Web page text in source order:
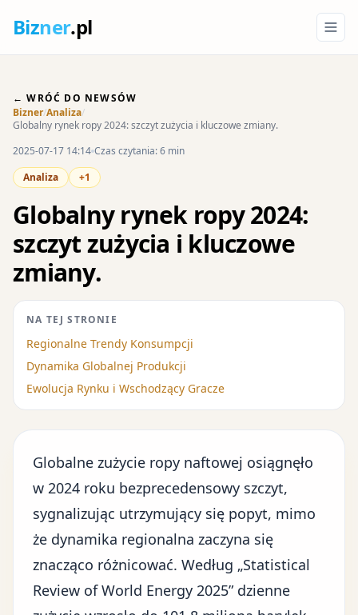
Bizner.pl
← WRÓĆ DO NEWSÓW
Bizner/Analiza/
Globalny rynek ropy 2024: szczyt zużycia i kluczowe zmiany.
2025-07-17 14:14 Czas czytania: 6 min
Analiza
+1
Globalny rynek ropy 2024:
szczyt zużycia i kluczowe
zmiany.
NA TEJ STRONIE
Regionalne Trendy Konsumpcji
Dynamika Globalnej Produkcji
Ewolucja Rynku i Wschodzący Gracze
Globalne zużycie ropy naftowej osiągnęło
w 2024 roku bezprecedensowy szczyt,
sygnalizując utrzymujący się popyt, mimo
że dynamika regionalna zaczyna się
znacząco różnicować. Według „Statistical
Review of World Energy 2025” dzienne